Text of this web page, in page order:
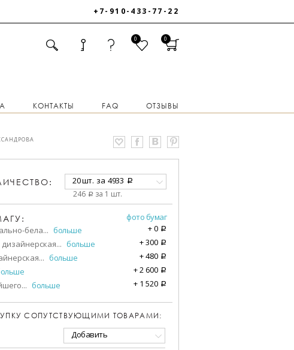
+7-910-433-77-22
0 0
КОНТАКТЫ FAQ ОТЗЫВЫ
20 шт. за 4933 a
246 a за 1 шт.
фото бумаг
бела... больше +0 a
дизайнерская... больше +300 a
... больше +480 a
+2 600 a
... больше + 1 520 a
СОПУТСТВУЮЩИМИ ТОВАРАМИ:
Добавить